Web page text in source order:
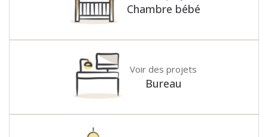
Chambre bébé
Voir des projets
Bureau